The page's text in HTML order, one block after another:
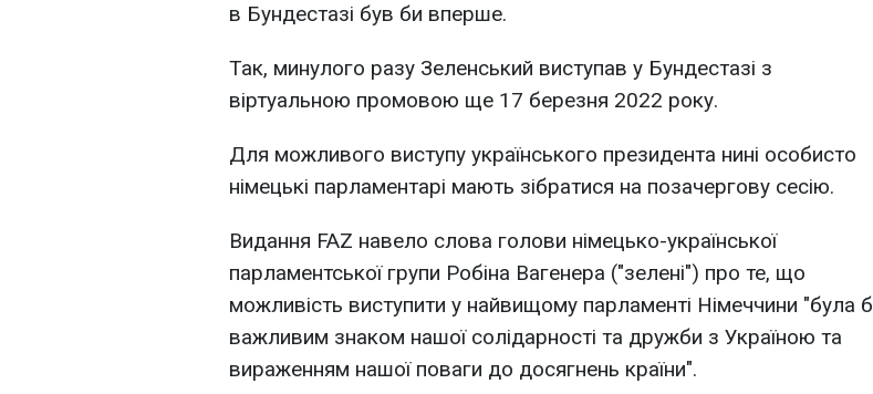
в Бундестазі був би вперше.
Так, минулого разу Зеленський виступав у Бундестазі з
віртуальною промовою ще 17 березня 2022 року.
Для можливого виступу українського президента нині особисто
німецькі парламентарі мають зібратися на позачергову сесію.
Видання FAZ навело слова голови німецько-української
парламентської групи Робіна Вагенера ("зелені") про те, що
можливість виступити у найвищому парламенті Німеччини "була б
важливим знаком нашої солідарності та дружби з Україною та
вираженням нашої поваги до досягнень країни".